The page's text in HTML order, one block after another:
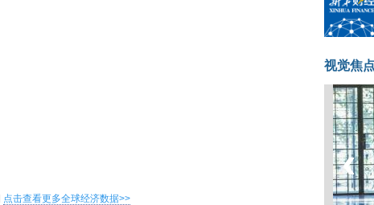
点击查看更多全球经济数据>>
视觉焦点
‹